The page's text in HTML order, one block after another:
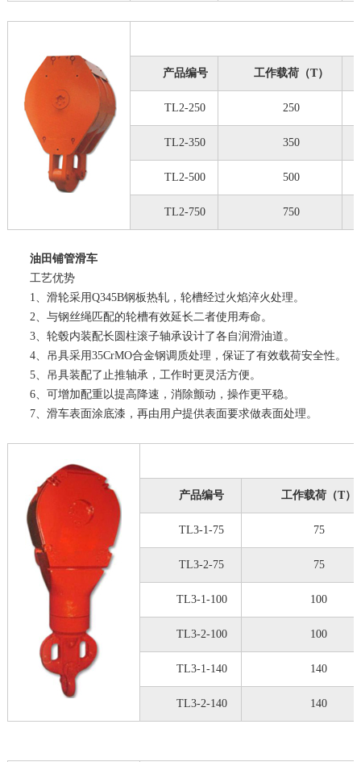
产品编号 工作载荷（T）
TL2-250 250
TL2-350 350
TL2-500 500
TL2-750 750
油田铺管滑车
工艺优势
1、滑轮采用Q345B钢板热轧，轮槽经过火焰淬火处理。
2、与钢丝绳匹配的轮槽有效延长二者使用寿命。
3、轮毂内装配长圆柱滚子轴承设计了各自润滑油道。
4、吊具采用35CrMO合金钢调质处理，保证了有效载荷安全性。
5、吊具装配了止推轴承，工作时更灵活方便。
6、可增加配重以提高降速，消除颤动，操作更平稳。
7、滑车表面涂底漆，再由用户提供表面要求做表面处理。
产品编号 工作载荷（T）
TL3-1-75 75
TL3-2-75 75
TL3-1-100 100
TL3-2-100 100
TL3-1-140 140
TL3-2-140 140